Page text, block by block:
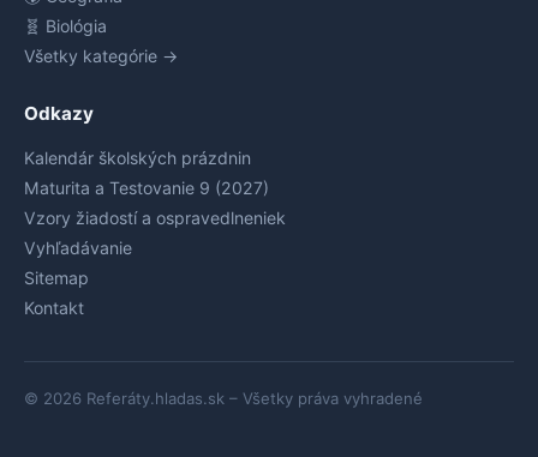
🧬 Biológia
Všetky kategórie →
Odkazy
Kalendár školských prázdnin
Maturita a Testovanie 9 (2027)
Vzory žiadostí a ospravedlneniek
Vyhľadávanie
Sitemap
Kontakt
© 2026 Referáty.hladas.sk – Všetky práva vyhradené